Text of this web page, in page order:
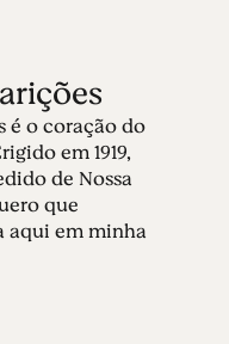
é o coração do
em 1919,
de Nossa
que
aqui em minha